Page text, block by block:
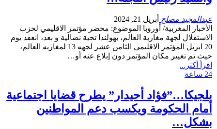
عبدالمجيد مصلح
أبريل 21, 2024
الأخبار المغربية/ أوروبا الموضوع: محضر مؤتمر الاقليمي لحزب
الاستقلال لجهة مغاربة العالم، بهولندا تحية نضالية و بعد، انعقد يوم
20 ابريل المؤتمر الاقليمي الثامن عشر لجهه 13 لمغاربه العالم،
حيث تم تغيير مكان المؤتمر دون إبلاغ عنه أو…
اقرأ أكثر...
24 ساعة
بلجيكا…”فؤاد أحيدار” يطرح قضايا اجتماعية
أمام الحكومة ويكسب دعم المواطنين
بشكل…